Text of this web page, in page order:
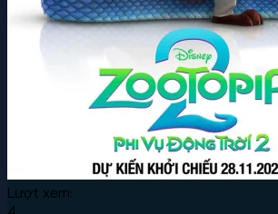
Lượt xem:
4